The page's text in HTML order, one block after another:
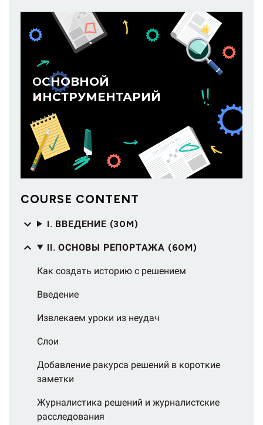
OСНОВНОЙ
ИНСТРУМЕНТАРИЙ
COURSE CONTENT
I. ВВЕДЕНИЕ (30M)
II. ОСНОВЫ РЕПОРТАЖА (60M)
Как создать историю с решением
Введение
Извлекаем уроки из неудач
Слои
Добавление ракурса решений в короткие
заметки
Журналистика решений и журналистские
расследования